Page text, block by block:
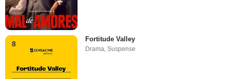
8
Fortitude Valley
Drama,Suspense